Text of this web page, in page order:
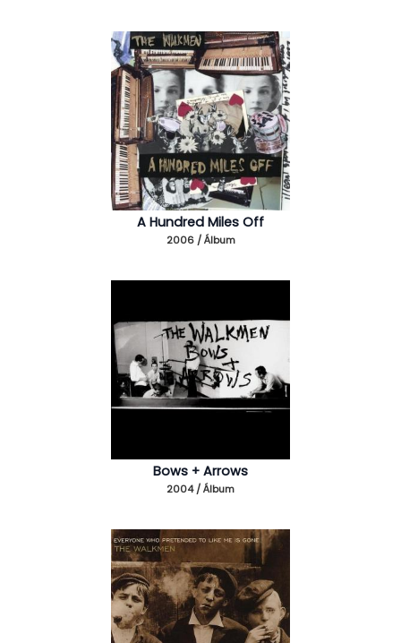
A Hundred Miles Off
2006 / Álbum
Bows + Arrows
2004 / Álbum